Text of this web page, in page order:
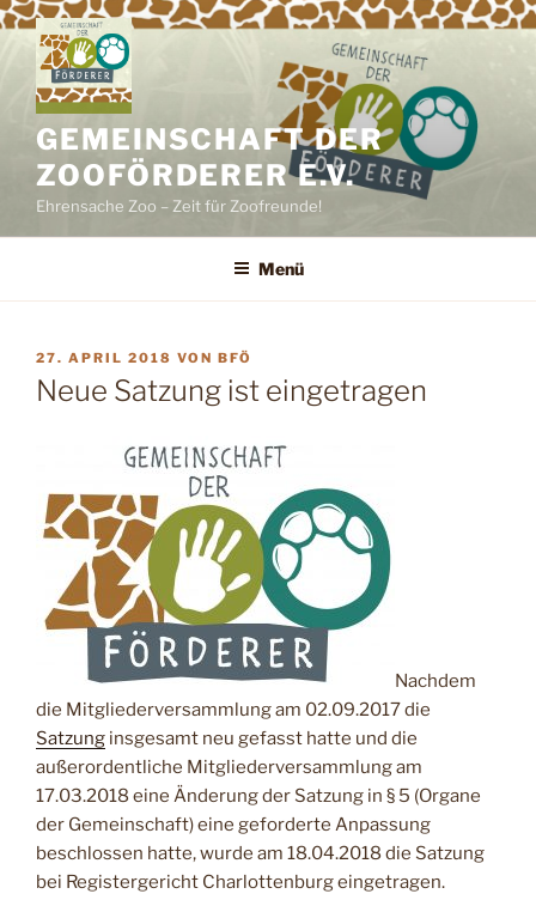
Zum
Inhalt
springen
GEMEINSCHAFT DER
ZOOFÖRDERER E.V.
Ehrensache Zoo – Zeit für Zoofreunde!
Menü
VERÖFFENTLICHT
AM
27. APRIL 2018 VON BFÖ
Neue Satzung ist eingetragen
Nachdem
die Mitgliederversammlung am 02.09.2017 die
Satzung insgesamt neu gefasst hatte und die
außerordentliche Mitgliederversammlung am
17.03.2018 eine Änderung der Satzung in § 5 (Organe
der Gemeinschaft) eine geforderte Anpassung
beschlossen hatte, wurde am 18.04.2018 die Satzung
bei Registergericht Charlottenburg eingetragen.